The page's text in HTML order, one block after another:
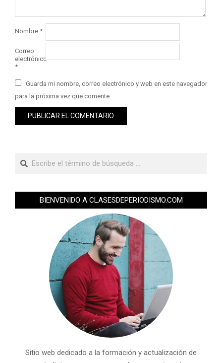
Nombre *
Correo
electrónico
*
Guarda mi nombre, correo electrónico y web en este navegador
para la próxima vez que comente.
BIENVENIDO A CLASESDEPERIODISMO.COM
Sitio web dedicado a la formación y actualización de